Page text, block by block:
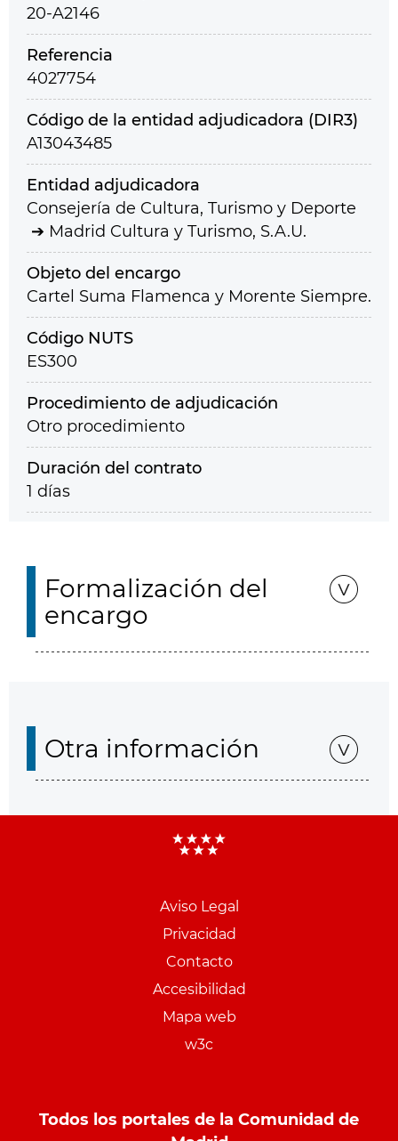
20-A2146
Referencia
4027754
Código de la entidad adjudicadora (DIR3)
A13043485
Entidad adjudicadora
Consejería de Cultura, Turismo y Deporte
Madrid Cultura y Turismo, S.A.U.
Objeto del encargo
Cartel Suma Flamenca y Morente Siempre.
Código NUTS
ES300
Procedimiento de adjudicación
Otro procedimiento
Duración del contrato
1 días
Formalización del
encargo
Otra información
Aviso Legal
Privacidad
Contacto
Accesibilidad
Mapa web
w3c
Todos los portales de la Comunidad de